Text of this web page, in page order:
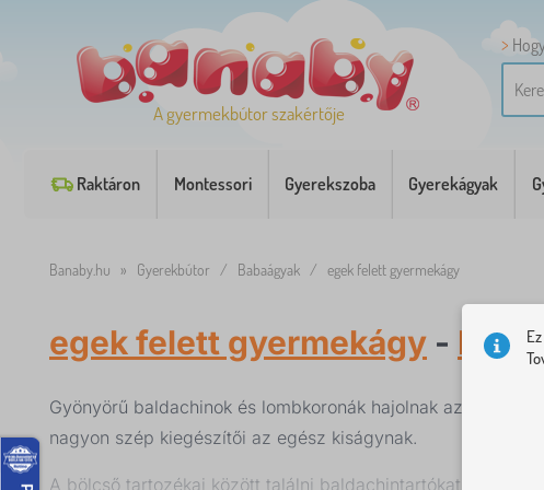
A gyermekbútor szakértője
Raktáron Montessori Gyerekszoba Gyerekágyak
Banaby.hu » Gyerekbútor / Babaágyak / egek felett gyermekágy
egek felett gyermekágy -
Gyönyörű baldachinok és lombkoronák hajolnak az alvó
nagyon szép kiegészítői az egész kiságynak.
A bölcső tartozékai között találni baldachintartókat,